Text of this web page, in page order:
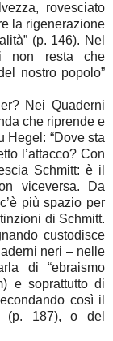
rovesciato
la rigenerazione
(p. 146). Nel
non resta che
nostro popolo”
Nei Quaderni
che riprende e
Hegel: “Dove sta
l’attacco? Con
Schmitt: è il
viceversa. Da
più spazio per
di Schmitt.
custodisce
neri – nelle
di “ebraismo
e soprattutto di
così il
(p. 187), o del